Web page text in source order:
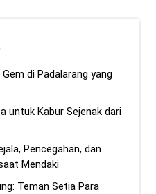
di Padalarang yang
untuk Kabur Sejenak dari
Pencegahan, dan
Mendaki
Teman Setia Para